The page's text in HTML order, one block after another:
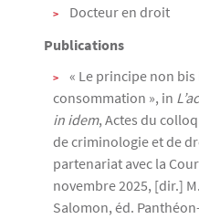
Docteur en droit
Publications
« Le principe non
consommation », in
in idem, Actes du
de criminologie et de
partenariat avec la
novembre 2025, [dir.]
Salomon, éd.